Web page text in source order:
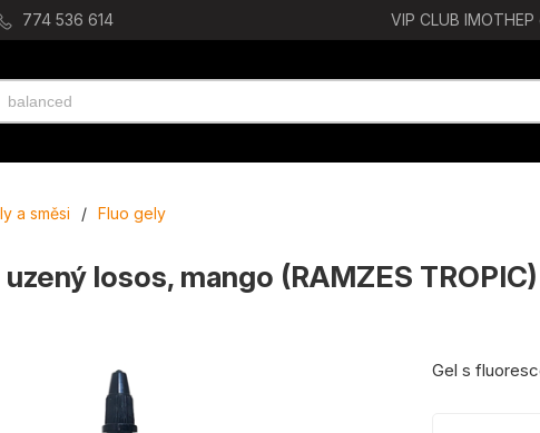
774 536 614 VIP CLUB
a směsi / Fluo gely
losos, mango (RAMZES TROPIC)
Gel s